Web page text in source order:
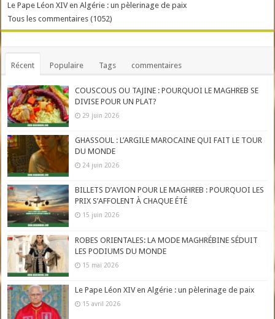
Le Pape Léon XIV en Algérie : un pèlerinage de paix
Tous les commentaires (1052)
Récent Populaire Tags commentaires
COUSCOUS OU TAJINE : POURQUOI LE MAGHREB SE
DIVISE POUR UN PLAT?
29 juin 2026
GHASSOUL : L’ARGILE MAROCAINE QUI FAIT LE TOUR
DU MONDE
24 juin 2026
BILLETS D’AVION POUR LE MAGHREB : POURQUOI LES
PRIX S’AFFOLENT À CHAQUE ÉTÉ
15 juin 2026
ROBES ORIENTALES: LA MODE MAGHRÉBINE SÉDUIT
LES PODIUMS DU MONDE
15 mai 2026
Le Pape Léon XIV en Algérie : un pèlerinage de paix
15 avril 2026